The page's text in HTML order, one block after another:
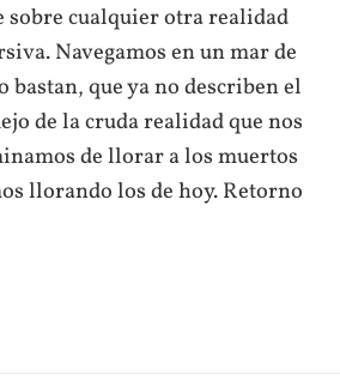
sobre cualquier otra realidad
Navegamos en un mar de
bastan, que ya no describen el
de la cruda realidad que nos
de llorar a los muertos
llorando los de hoy. Retorno